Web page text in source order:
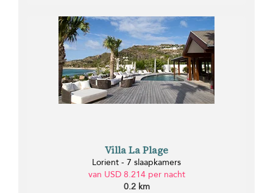
Villa La Plage
Lorient - 7 slaapkamers
van USD 8.214 per nacht
0.2 km